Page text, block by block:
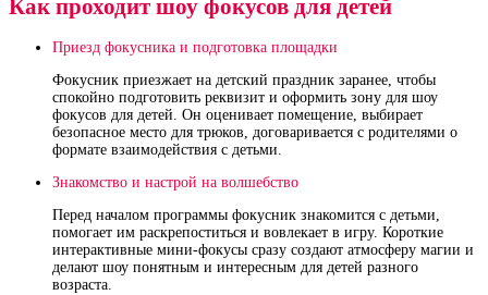
Как проходит шоу фокусов для детей
Приезд фокусника и подготовка площадки
Фокусник приезжает на детский праздник заранее, чтобы
спокойно подготовить реквизит и оформить зону для шоу
фокусов для детей. Он оценивает помещение, выбирает
безопасное место для трюков, договаривается с родителями о
формате взаимодействия с детьми.
Знакомство и настрой на волшебство
Перед началом программы фокусник знакомится с детьми,
помогает им раскрепоститься и вовлекает в игру. Короткие
интерактивные мини‑фокусы сразу создают атмосферу магии и
делают шоу понятным и интересным для детей разного
возраста.